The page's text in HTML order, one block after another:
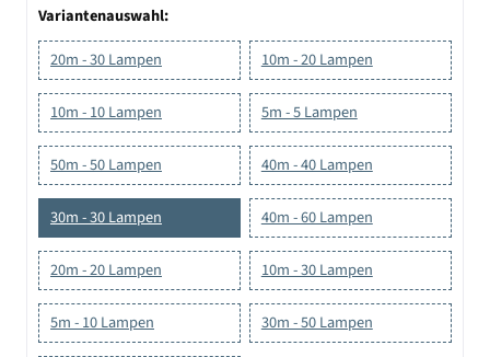
Variantenauswahl:
20m - 30 Lampen
10m - 20 Lampen
10m - 10 Lampen 5m - 5 Lampen
50m - 50 Lampen 40m - 40 Lampen
30m - 30 Lampen 40m - 60 Lampen
20m - 20 Lampen 10m - 30 Lampen
5m - 10 Lampen 30m - 50 Lampen